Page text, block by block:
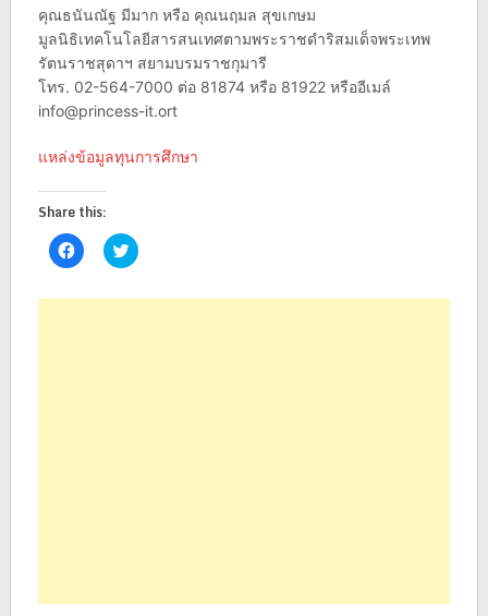
คุณธนันณัฐ มีมาก หรือ คุณนฤมล สุขเกษม
มูลนิธิเทคโนโลยีสารสนเทศตามพระราชดำริสมเด็จพระเทพ
รัตนราชสุดาฯ สยามบรมราชกุมารี
โทร. 02-564-7000 ต่อ 81874 หรือ 81922 หรืออีเมล์
info@princess-it.ort
แหล่งข้อมูลทุนการศึกษา
Share this:
Click
to
Facebook
Click
to
Twitter